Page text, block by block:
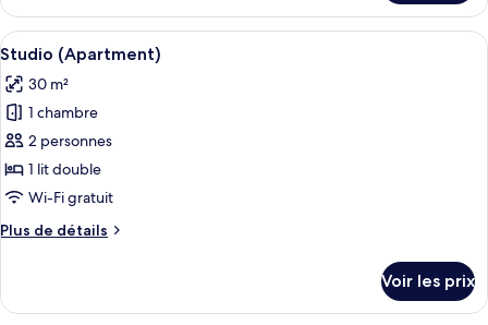
chambre
le
type
de
chambre
Appartement
Luxe,
chambre
Afficher
toutes
les
photos
pour
ce
type
chambre :
Une chambre d’hôtel moderne
7
Studio (Apartment)
30 m²
1 chambre
2 personnes
1 lit double
Wi-Fi gratuit
Plus de détails
Plus
le
Voir les prix